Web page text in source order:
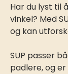
Har du lyst til
vinkel? Med
og kan
SUP passer
padlere, og